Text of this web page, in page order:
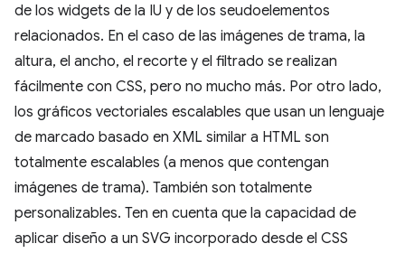
de los widgets de la IU y de los seudoelementos
relacionados. En el caso de las imágenes de trama, la
altura, el ancho, el recorte y el filtrado se realizan
fácilmente con CSS, pero no mucho más. Por otro lado,
los gráficos vectoriales escalables que usan un lenguaje
de marcado basado en XML similar a HTML son
totalmente escalables (a menos que contengan
imágenes de trama). También son totalmente
personalizables. Ten en cuenta que la capacidad de
aplicar diseño a un SVG incorporado desde el CSS